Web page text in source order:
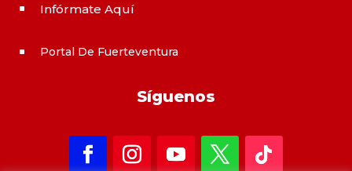
^ Infórmate Aquí
^ Portal De Fuerteventura
Síguenos